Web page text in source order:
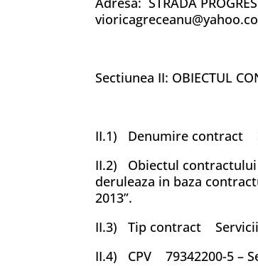
Sectiunea II: OBIECTUL
II.1) Denumire contract
II.2) Obiectul contractului
deruleaza in baza
2013”.
II.3) Tip contract Servicii
II.4) CPV 79342200-5 –